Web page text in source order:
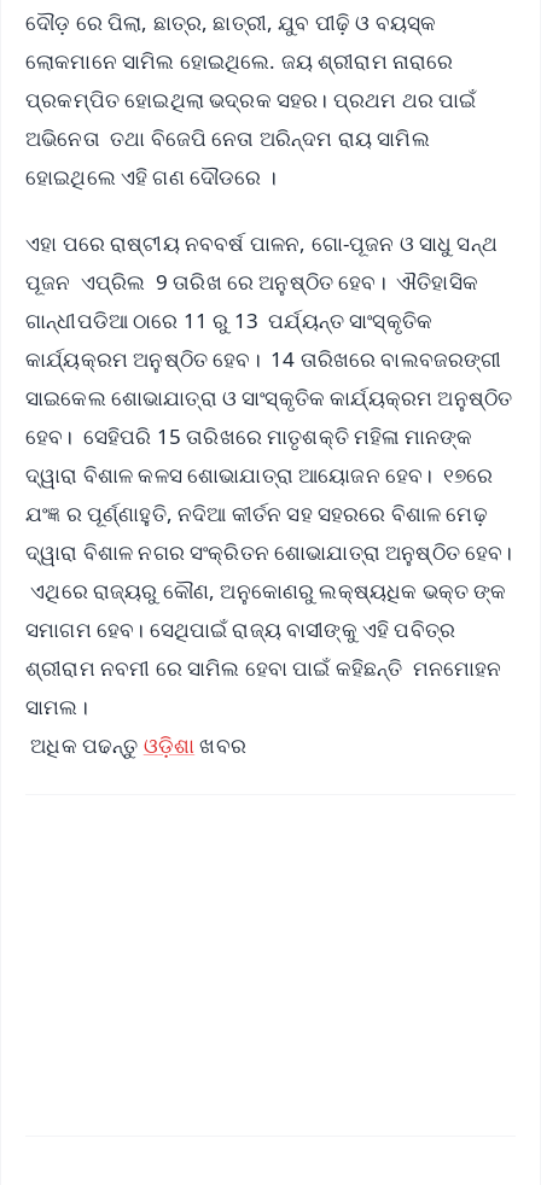
ଦୌଡ଼ ରେ ପିଲା, ଛାତ୍ର, ଛାତ୍ରୀ, ଯୁବ ପୀଢ଼ି ଓ ବୟସ୍କ
ଲୋକମାନେ ସାମିଲ ହୋଇଥିଲେ. ଜୟ ଶ୍ରୀରାମ ନାରାରେ
ପ୍ରକମ୍ପିତ ହୋଇଥିଲା ଭଦ୍ରକ ସହର। ପ୍ରଥମ ଥର ପାଇଁ
ଅଭିନେତା ତଥା ବିଜେପି ନେତା ଅରିନ୍ଦମ ରାୟ ସାମିଲ
ହୋଇଥିଲେ ଏହି ଗଣ ଦୌଡରେ ।
ଏହା ପରେ ରାଷ୍ଟୀୟ ନବବର୍ଷ ପାଳନ, ଗୋ-ପୂଜନ ଓ ସାଧୁ ସନ୍ଥ
ପୂଜନ ଏପ୍ରିଲ 9 ତାରିଖ ରେ ଅନୁଷ୍ଠିତ ହେବ। ଐତିହାସିକ
ଗାନ୍ଧୀପଡିଆ ଠାରେ 11 ରୁ 13 ପର୍ଯ୍ୟନ୍ତ ସାଂସ୍କୃତିକ
କାର୍ଯ୍ୟକ୍ରମ ଅନୁଷ୍ଠିତ ହେବ। 14 ତାରିଖରେ ବାଲବଜରଙ୍ଗୀ
ସାଇକେଲ ଶୋଭାଯାତ୍ରା ଓ ସାଂସ୍କୃତିକ କାର୍ଯ୍ୟକ୍ରମ ଅନୁଷ୍ଠିତ
ହେବ। ସେହିପରି 15 ତାରିଖରେ ମାତୃଶକ୍ତି ମହିଳା ମାନଙ୍କ
ଦ୍ୱାରା ବିଶାଳ କଳସ ଶୋଭାଯାତ୍ରା ଆୟୋଜନ ହେବ। ୧୭ରେ
ଯଂଜ୍ଞ ର ପୂର୍ଣ୍ଣାହୁତି, ନଦିଆ କୀର୍ତନ ସହ ସହରରେ ବିଶାଳ ମେଢ଼
ଦ୍ୱାରା ବିଶାଳ ନଗର ସଂକ୍ରିତନ ଶୋଭାଯାତ୍ରା ଅନୁଷ୍ଠିତ ହେବ।
ଏଥିରେ ରାଜ୍ୟରୁ କୌଣ, ଅନୁକୋଣରୁ ଲକ୍ଷ୍ୟଧିକ ଭକ୍ତ ଙ୍କ
ସମାଗମ ହେବ। ସେଥିପାଇଁ ରାଜ୍ୟ ବାସୀଙ୍କୁ ଏହି ପବିତ୍ର
ଶ୍ରୀରାମ ନବମୀ ରେ ସାମିଲ ହେବା ପାଇଁ କହିଛନ୍ତି ମନମୋହନ
ସାମଲ।
ଅଧିକ ପଢନ୍ତୁ ଓଡ଼ିଶା ଖବର